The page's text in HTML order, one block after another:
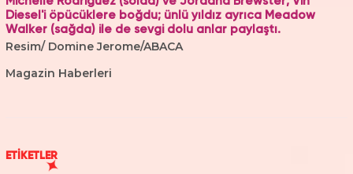
Diesel'i öpücüklere boğdu; ünlü yıldız ayrıca Meadow
Walker (sağda) ile de sevgi dolu anlar paylaştı.
Resim/ Domine Jerome/ABACA
Magazin Haberleri
ETİKETLER